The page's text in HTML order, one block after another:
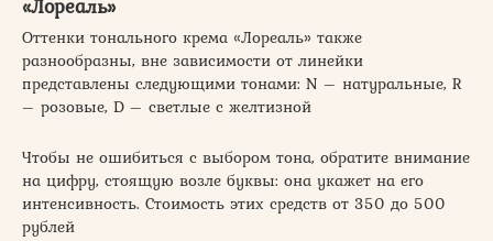
«Лореаль»
Оттенки тонального крема «Лореаль» также
разнообразны, вне зависимости от линейки
представлены следующими тонами: N – натуральные, R
– розовые, D – светлые с желтизной
Чтобы не ошибиться с выбором тона, обратите внимание
на цифру, стоящую возле буквы: она укажет на его
интенсивность. Стоимость этих средств от 350 до 500
рублей